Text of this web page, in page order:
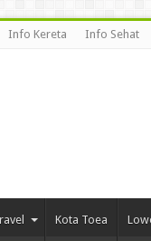
Info Kereta Info Sehat
Kota Toea